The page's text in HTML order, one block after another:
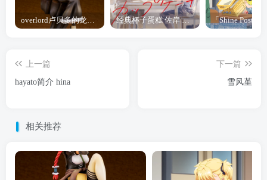
overlord卢贝多的龙王谁厉害 「Overlord」露普斯蕾琪娜·贝塔手办开订 经典杯子蛋糕 佐岸 漫画「经典杯子蛋糕」宣布真人日剧化
上一篇
hayato简介 hina
下一篇
雪风堇
相关推荐